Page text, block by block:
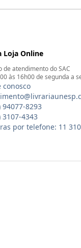
Loja Online
de atendimento do SAC
às 16h00 de segunda a
conosco
94077-8293
3107-4343
por telefone: 11